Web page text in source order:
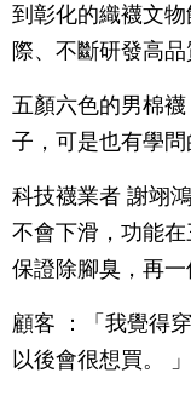
到彰化的織襪文
際、不斷研發高品
五顏六色的男棉
子，可是也有學問
科技襪業者 謝翊
不會下滑，功能
保證除腳臭，再一
顧客 ：「我覺得
以後會很想買。 」